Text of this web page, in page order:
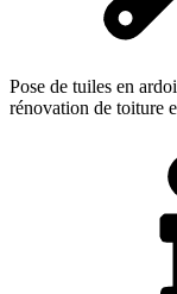
Pose de tuiles en
rénovation de toiture